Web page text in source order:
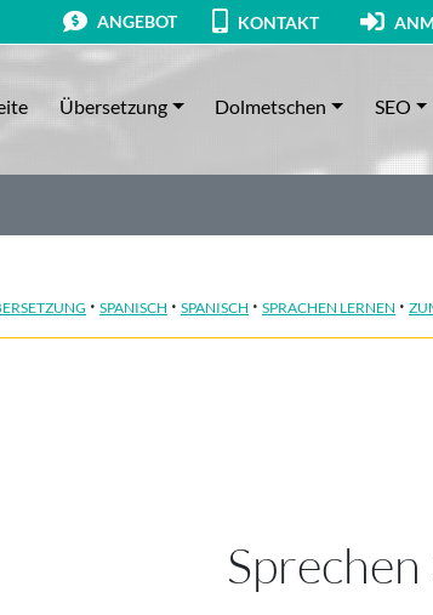
ANGEBOT KONTAKT
Übersetzung Dolmetschen SEO
· SPANISCH · SPANISCH · SPRACHEN LERNEN ·
Sprechen